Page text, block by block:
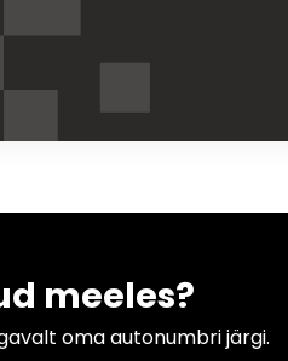
meeles?
oma autonumbri järgi.